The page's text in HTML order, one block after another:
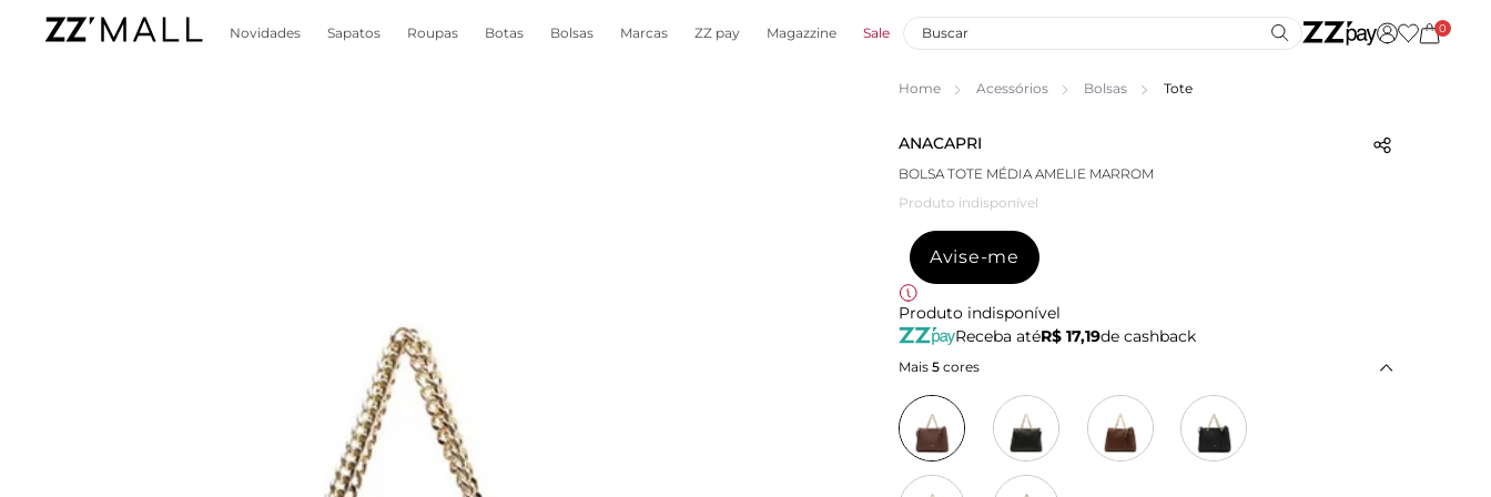
Novidades Sapatos Roupas Botas Bolsas Marcas ZZ pay Magazzine Sale 0
Home Acessórios Bolsas Tote
ANACAPRI
BOLSA TOTE MÉDIA AMELIE MARROM
Produto indisponível
Avise-me
Produto indisponível
Receba atéR$ 17,19de cashback
Mais 5 cores